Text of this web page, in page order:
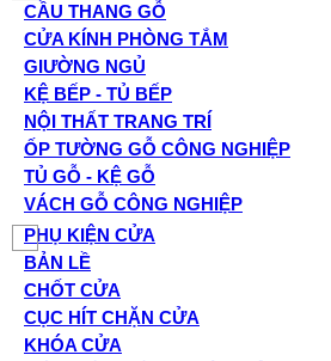
CẦU THANG GỖ
CỬA KÍNH PHÒNG TẮM
GIƯỜNG NGỦ
KỆ BẾP - TỦ BẾP
NỘI THẤT TRANG TRÍ
ỐP TƯỜNG GỖ CÔNG NGHIỆP
TỦ GỖ - KỆ GỖ
VÁCH GỖ CÔNG NGHIỆP
PHỤ KIỆN CỬA
BẢN LỀ
CHỐT CỬA
CỤC HÍT CHẶN CỬA
KHÓA CỬA